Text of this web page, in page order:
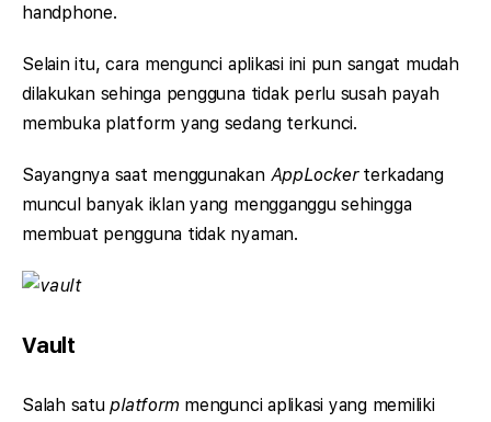
handphone.
Selain itu, cara mengunci aplikasi ini pun sangat mudah
dilakukan sehinga pengguna tidak perlu susah payah
membuka platform yang sedang terkunci.
Sayangnya saat menggunakan AppLockerterkadang
muncul banyak iklan yang mengganggu sehingga
membuat pengguna tidak nyaman.
Vault
Salah satuplatform mengunci aplikasi yang memiliki